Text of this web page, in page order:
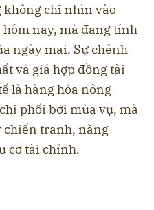
không chỉ nhìn vào
nay, mà đang tính
ngày mai. Sự chênh
và giá hợp đồng tài
là hàng hóa nông
phối bởi mùa vụ, mà
chiến tranh, năng
cơ tài chính.